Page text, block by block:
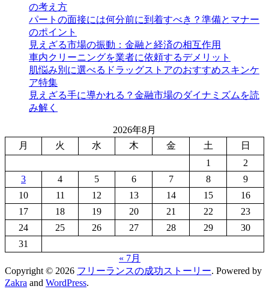
の考え方
パートの面接には何分前に到着すべき？準備とマナー
のポイント
見えざる市場の振動：金融と経済の相互作用
車内クリーニングを業者に依頼するデメリット
肌悩み別に選べるドラッグストアのおすすめスキンケ
ア特集
見えざる手に導かれる？金融市場のダイナミズムを読
み解く
2026年8月
月
火 水 木 金 土
日
1
2
3
4 5 6 7 8
9
10
11 12 13 14 15
16
17
18 19 20 21 22
23
24
25 26 27 28 29
30
31
« 7月
Copyright © 2026 フリーランスの成功ストーリー. Powered by
Zakra and WordPress.